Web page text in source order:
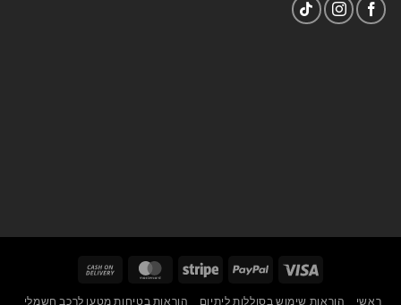
Visa
PayPal
Stripe
MasterCard
ראשי הוראות שימוש בסוללות ליתיום הוראות בטיחות מטען לרכב חשמלי